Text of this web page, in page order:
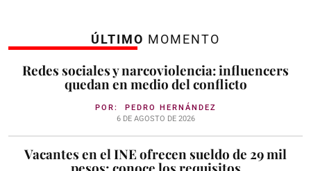
ÚLTIMO MOMENTO
Redes sociales y narcoviolencia: influencers
quedan en medio del conflicto
POR: PEDRO HERNÁNDEZ
6 DE AGOSTO DE 2026
Vacantes en el INE ofrecen sueldo de 29 mil